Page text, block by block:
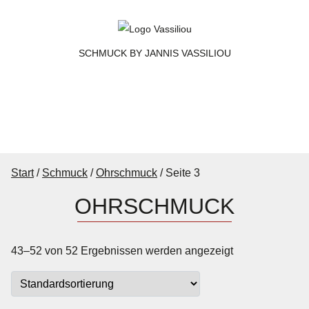
SCHMUCK BY JANNIS VASSILIOU
Start/ Schmuck /Ohrschmuck / Seite 3
OHRSCHMUCK
43–52 von 52 Ergebnissen werden angezeigt